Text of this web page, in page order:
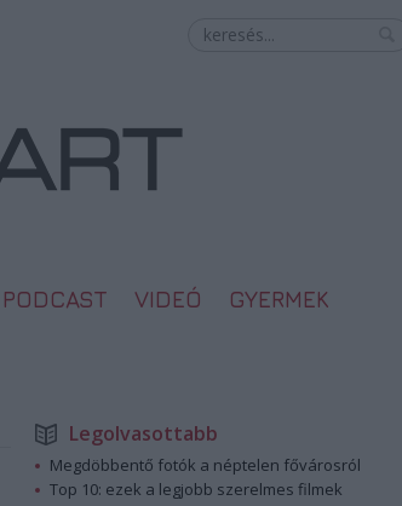
PODCAST VIDEÓ GYERMEK
Legolvasottabb
Megdöbbentő fotók a néptelen fővárosról
Top 10: ezek a legjobb szerelmes filmek